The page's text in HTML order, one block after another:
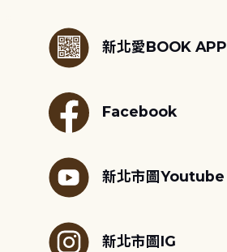
新北愛BOOK APP
Facebook
新北市圖Youtube
新北市圖IG